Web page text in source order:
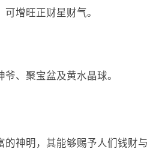
增旺正财星财气。
、聚宝盆及黄水晶球。
的神明，其能够赐予人们钱财与